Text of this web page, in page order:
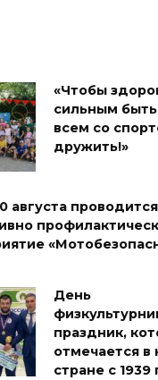
«Чтобы
сильным
всем со
дружить!»
августа проводится
День
праздник,
отмечается в
стране с 1939